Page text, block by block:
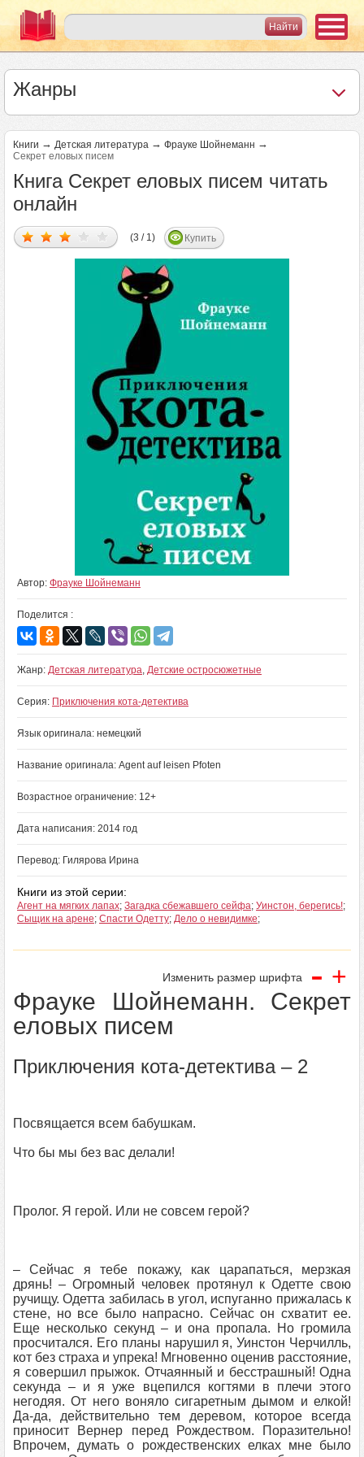
Жанры
Книги → Детская литература → Фрауке Шойнеманн →
Секрет еловых писем
Книга Секрет еловых писем читать
онлайн
(3 / 1) Купить
Автор: Фрауке Шойнеманн
Поделится :
Жанр: Детская литература, Детские остросюжетные
Серия: Приключения кота-детектива
Язык оригинала: немецкий
Название оригинала: Agent auf leisen Pfoten
Возрастное ограничение: 12+
Дата написания: 2014 год
Перевод: Гилярова Ирина
Книги из этой серии:
Агент на мягких лапах; Загадка сбежавшего сейфа; Уинстон, берегись!;
Сыщик на арене; Спасти Одетту; Дело о невидимке;
Изменить размер шрифта - +
Фрауке Шойнеманн. Секрет
еловых писем
Приключения кота-детектива – 2
Посвящается всем бабушкам.
Что бы мы без вас делали!
Пролог. Я герой. Или не совсем герой?
– Сейчас я тебе покажу, как царапаться, мерзкая
дрянь! – Огромный человек протянул к Одетте свою
ручищу. Одетта забилась в угол, испуганно прижалась к
стене, но все было напрасно. Сейчас он схватит ее.
Еще несколько секунд – и она пропала. Но громила
просчитался. Его планы нарушил я, Уинстон Черчилль,
кот без страха и упрека! Мгновенно оценив расстояние,
я совершил прыжок. Отчаянный и бесстрашный! Одна
секунда – и я уже вцепился когтями в плечи этого
негодяя. От него воняло сигаретным дымом и елкой!
Да-да, действительно тем деревом, которое всегда
приносит Вернер перед Рождеством. Поразительно!
Впрочем, думать о рождественских елках мне было